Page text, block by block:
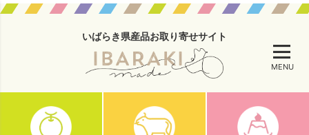
いばらき県産品お取り寄せサイト
MENU